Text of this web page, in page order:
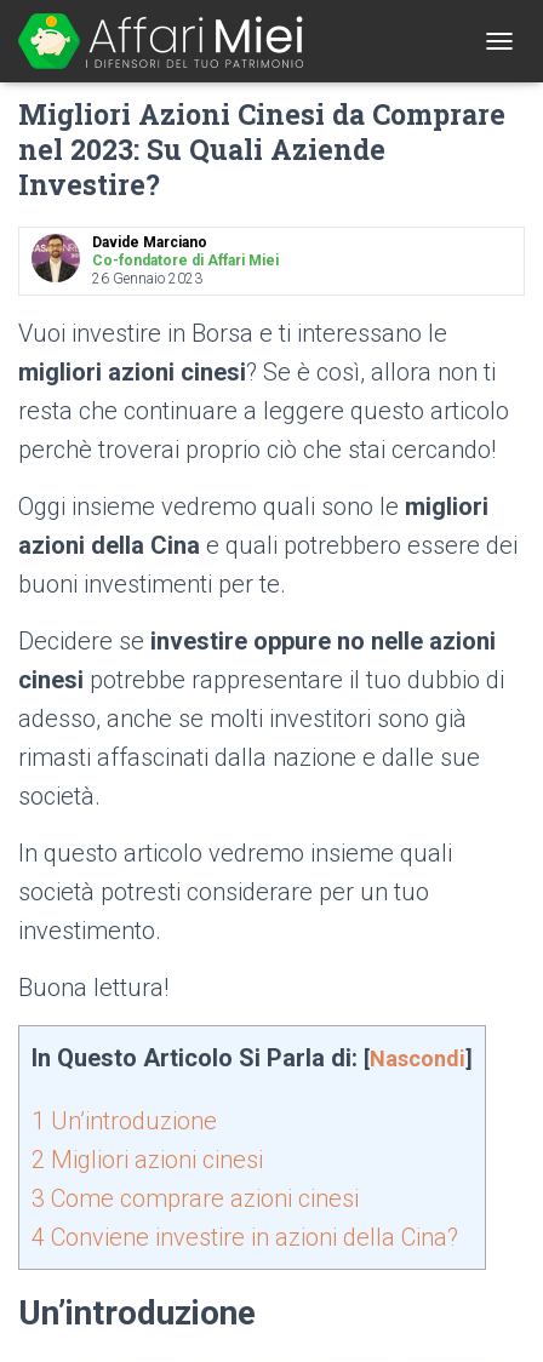
O
G
G
N
Migliori Azioni Cinesi da Comprare
nel 2023: Su Quali Aziende
Investire?
Davide Marciano
Co-fondatore di Affari Miei
26 Gennaio 2023
Vuoi investire in Borsa e ti interessano le
migliori azioni cinesi? Se è così, allora non ti
resta che continuare a leggere questo articolo
perchè troverai proprio ciò che stai cercando!
Oggi insieme vedremo quali sono le migliori
azioni della Cina e quali potrebbero essere dei
buoni investimenti per te.
Decidere se investire oppure no nelle azioni
cinesi potrebbe rappresentare il tuo dubbio di
adesso, anche se molti investitori sono già
rimasti affascinati dalla nazione e dalle sue
società.
In questo articolo vedremo insieme quali
società potresti considerare per un tuo
investimento.
Buona lettura!
In Questo Articolo Si Parla di: [Nascondi]
1 Un’introduzione
2 Migliori azioni cinesi
3 Come comprare azioni cinesi
4 Conviene investire in azioni della Cina?
Un’introduzione